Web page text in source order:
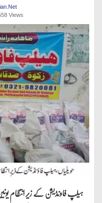
Views
ہیلپ فاونڈیشن کے زیر انتظام